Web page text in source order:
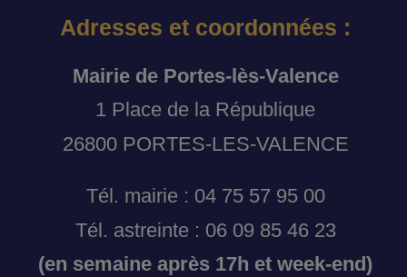
Adresses et coordonnées :
Mairie de Portes-lès-Valence
1 Place de la République
26800 PORTES-LES-VALENCE
Tél. mairie : 04 75 57 95 00
Tél. astreinte : 06 09 85 46 23
(en semaine après 17h et week-end)